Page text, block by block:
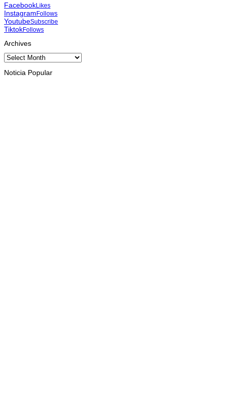
FacebookLikes
InstagramFollows
YoutubeSubscribe
TiktokFollows
Archives
Archives
Noticia Popular